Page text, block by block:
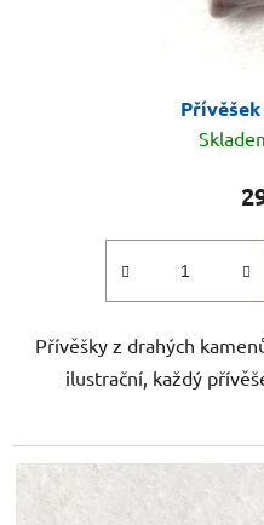
Přívěšky z drahých
ilustrační, každý